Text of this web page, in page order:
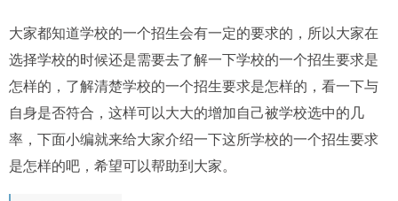
大家都知道学校的一个招生会有一定的要求的，所以大家在
选择学校的时候还是需要去了解一下学校的一个招生要求是
怎样的，了解清楚学校的一个招生要求是怎样的，看一下与
自身是否符合，这样可以大大的增加自己被学校选中的几
率，下面小编就来给大家介绍一下这所学校的一个招生要求
是怎样的吧，希望可以帮助到大家。